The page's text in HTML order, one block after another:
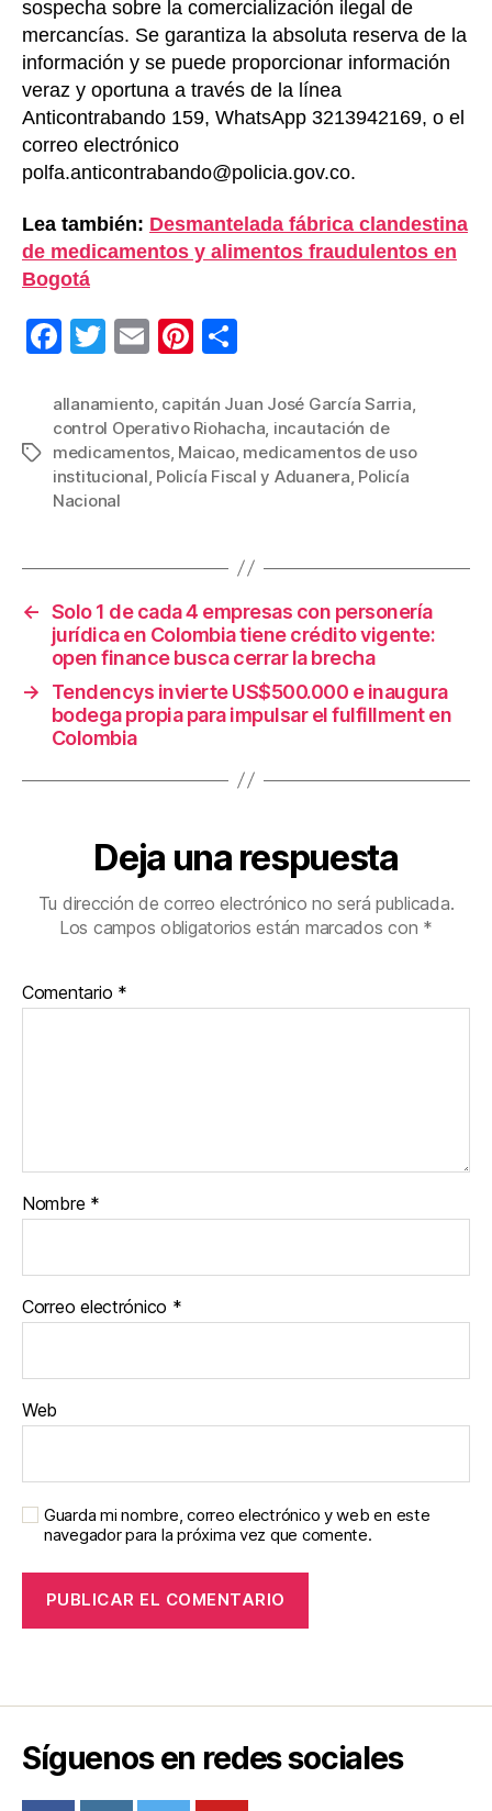
sospecha sobre la comercialización ilegal de
mercancías. Se garantiza la absoluta reserva de la
información y se puede proporcionar información
veraz y oportuna a través de la línea
Anticontrabando 159, WhatsApp 3213942169, o el
correo electrónico
polfa.anticontrabando@policia.gov.co.
Lea también: Desmantelada fábrica clandestina
de medicamentos y alimentos fraudulentos en
Bogotá
F
c
e
b
o
k
T
tt
er
E
ail
Pi
er
e
st
m
p
ar
Etiquetas
allanamiento, capitán Juan José García Sarria
control Operativo Riohacha incautación de
medicamentos, Maicao, medicamentos de uso
institucional Policía Fiscal y Aduanera Policía
Nacional
← Solo 1 de cada 4 empresas con personería
jurídica en Colombia tiene crédito vigente:
open finance busca cerrar la brecha
→
Tendencys invierte US$500.000 e inaugura
bodega propia para impulsar el fulfillment en
Colombia
Deja una respuesta
Tu dirección de correo electrónico no será publicada.
Los campos obligatorios están marcados con *
Comentario *
Nombre *
Correo electrónico *
Web
Guarda mi nombre, correo electrónico y web en este
navegador para la próxima vez que comente.
Síguenos en redes sociales